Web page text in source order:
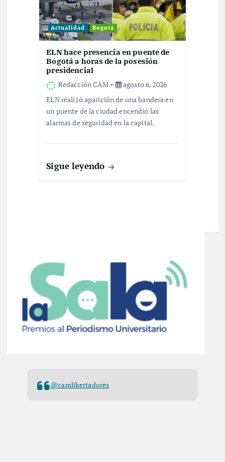
Actualidad Bogotá
ELN hace presencia en puente de
Bogotá a horas de la posesión
presidencial
Redacción CAM
agosto 6, 2026
ELN realizó aparición de una bandera en
un puente de la ciudad encendió las
alarmas de seguridad en la capital.
Sigue leyendo
@camlibertadores